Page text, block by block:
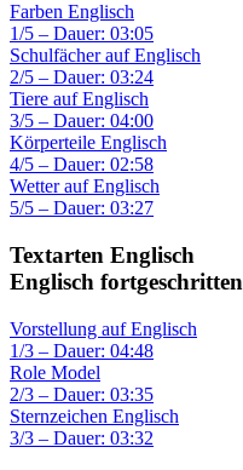
Farben Englisch
1/5 – Dauer: 03:05
Schulfächer auf Englisch
2/5 – Dauer: 03:24
Tiere auf Englisch
3/5 – Dauer: 04:00
Körperteile Englisch
4/5 – Dauer: 02:58
Wetter auf Englisch
5/5 – Dauer: 03:27
Textarten Englisch
Englisch fortgeschritten
Vorstellung auf Englisch
1/3 – Dauer: 04:48
Role Model
2/3 – Dauer: 03:35
Sternzeichen Englisch
3/3 – Dauer: 03:32